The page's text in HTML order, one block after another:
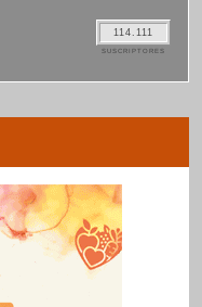
114.111
SUSCRIPTORES